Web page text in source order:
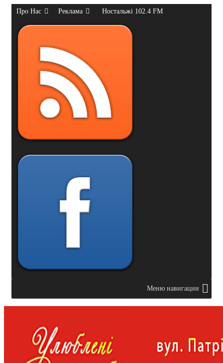
Про Нас Реклама Ностальжі 102.4 FM
Меню навигации